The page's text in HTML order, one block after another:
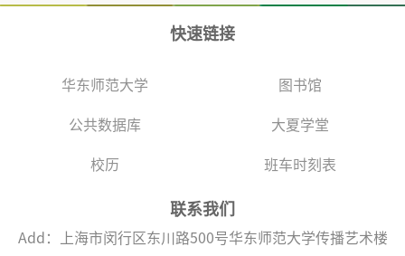
快速链接
华东师范大学 图书馆
公共数据库 大夏学堂
校历 班车时刻表
联系我们
Add：上海市闵行区东川路500号华东师范大学传播艺术楼